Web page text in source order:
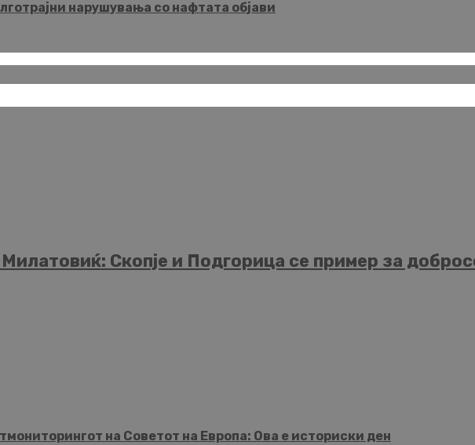
нарушувања со нафтата објави
Скопје и Подгорица се пример за
на Советот на Европа: Ова е историски ден